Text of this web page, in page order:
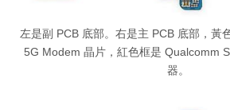
左是副 PCB 底部。右是主 PCB 底部，黃
5G Modem 晶片，紅色框是 Qualcomm
器。